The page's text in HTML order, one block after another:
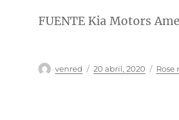
FUENTE Kia Motors
Autor
venred
Publicado
20 abril, 2020 Rose